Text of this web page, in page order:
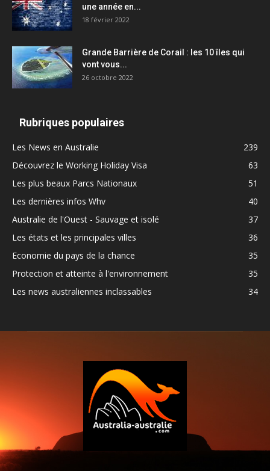
une année en...
18 février 2022
Grande Barrière de Corail : les 10 îles qui
vont vous...
26 octobre 2022
Rubriques populaires
Les News en Australie
239
Découvrez le Working Holiday Visa
63
Les plus beaux Parcs Nationaux
51
Les dernières infos Whv
40
Australie de l'Ouest - Sauvage et isolé
37
Les états et les principales villes
36
Economie du pays de la chance
35
Protection et atteinte à l'environnement
35
Les news australiennes inclassables
34